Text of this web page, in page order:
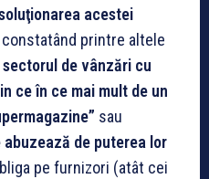
acestei
printre altele
de vânzări cu
ce în ce mai mult de un
sau
abuzează de puterea lor
pe furnizori (atât cei